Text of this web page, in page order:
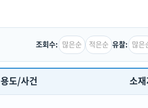
조회수: 많은순 적은순 유찰: 많은
용도/사건 소